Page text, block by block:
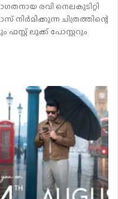
രവി നെലകുടിറ്റി
ചിത്രത്തിന്റെ
ഫസ്റ്റ് ലുക്ക് പോസ്റ്ററും